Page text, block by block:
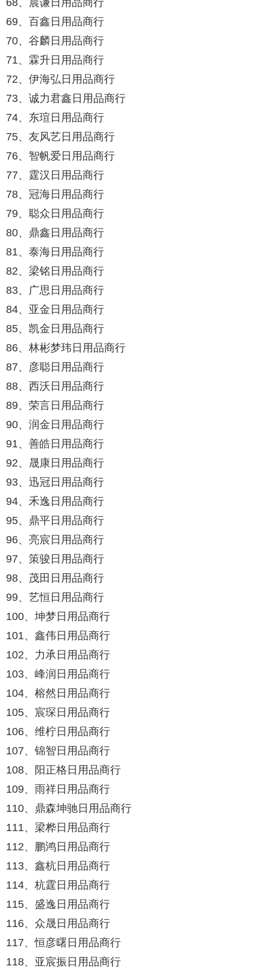
68、晨谦日用品商行
69、百鑫日用品商行
70、谷麟日用品商行
71、霖升日用品商行
72、伊海弘日用品商行
73、诚力君鑫日用品商行
74、东瑄日用品商行
75、友风艺日用品商行
76、智帆爱日用品商行
77、霆汉日用品商行
78、冠海日用品商行
79、聪众日用品商行
80、鼎鑫日用品商行
81、泰海日用品商行
82、梁铭日用品商行
83、广思日用品商行
84、亚金日用品商行
85、凯金日用品商行
86、林彬梦玮日用品商行
87、彦聪日用品商行
88、西沃日用品商行
89、荣言日用品商行
90、润金日用品商行
91、善皓日用品商行
92、晟康日用品商行
93、迅冠日用品商行
94、禾逸日用品商行
95、鼎平日用品商行
96、亮宸日用品商行
97、策骏日用品商行
98、茂田日用品商行
99、艺恒日用品商行
100、坤梦日用品商行
101、鑫伟日用品商行
102、力承日用品商行
103、峰润日用品商行
104、榕然日用品商行
105、宸琛日用品商行
106、维柠日用品商行
107、锦智日用品商行
108、阳正格日用品商行
109、雨祥日用品商行
110、鼎森坤驰日用品商行
111、梁桦日用品商行
112、鹏鸿日用品商行
113、鑫杭日用品商行
114、杭霆日用品商行
115、盛逸日用品商行
116、众晟日用品商行
117、恒彦曙日用品商行
118、亚宸振日用品商行